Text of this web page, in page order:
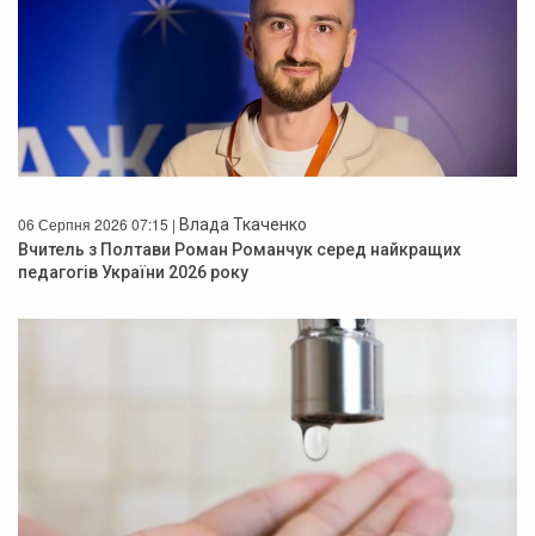
06 Серпня 2026 07:15 | Влада Ткаченко
Вчитель з Полтави Роман Романчук серед найкращих
педагогів України 2026 року